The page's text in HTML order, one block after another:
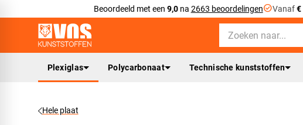
Beoordeeld met een 9,0na 2663 beoordelingencheck_circleVanaf€
Plexiglas Polycarbonaat Technische kunststoffen
Hele plaat